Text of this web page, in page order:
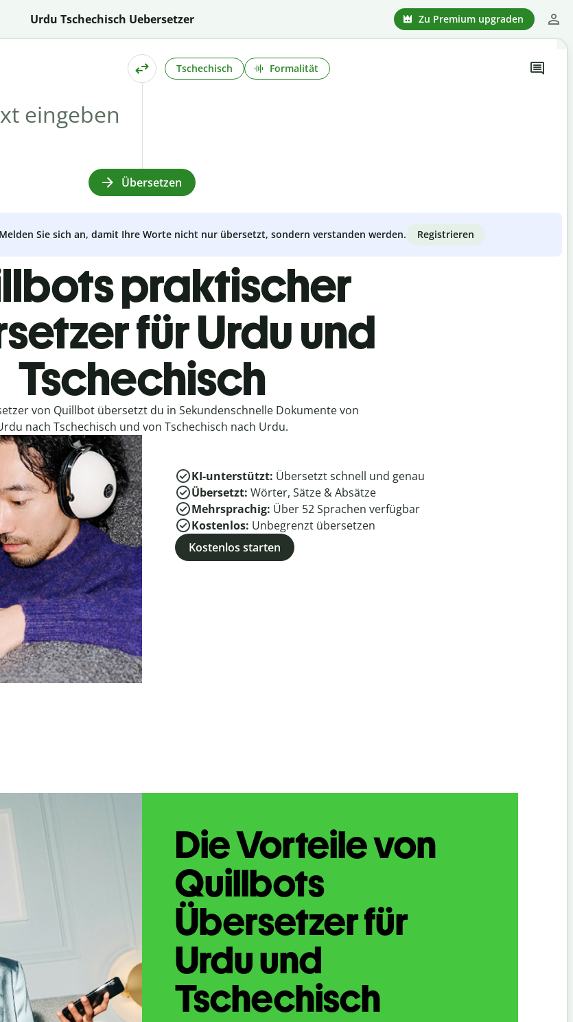
Urdu Tschechisch Uebersetzer Zu Premium upgraden
Tschechisch Formalität
Übersetzen
Sie sich an, damit Ihre Worte nicht nur übersetzt, sondern verstanden werden. Registrieren
praktischer
für Urdu und
Tschechisch
von Quillbot übersetzt du in Sekundenschnelle Dokumente von
nach Tschechisch und von Tschechisch nach Urdu.
KI-unterstützt: Übersetzt schnell und genau
Übersetzt: Wörter, Sätze & Absätze
Mehrsprachig: Über 52Sprachen verfügbar
Kostenlos: Unbegrenzt übersetzen
Kostenlos starten
Die Vorteile von
Quillbots
Übersetzer für
Urdu und
Tschechisch